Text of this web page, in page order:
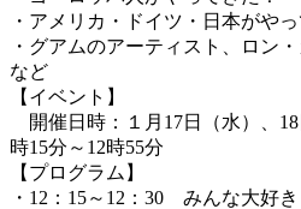
・アメリカ・ドイツ・日本がや
・グアムのアーティスト、ロン
など
【イベント】
開催日時：１月17日（水）、
時15分～12時55分
【プログラム】
・12：15～12：30 みんな大好